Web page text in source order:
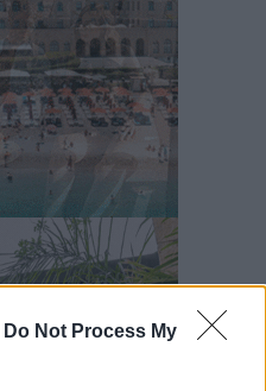
Do Not Process My